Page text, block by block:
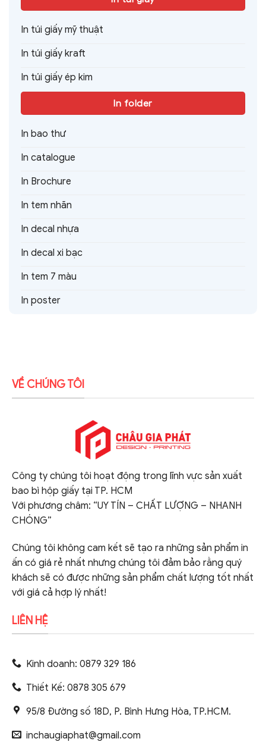
In túi giấy mỹ thuật
In túi giấy kraft
In túi giấy ép kim
In folder
In bao thư
In catalogue
In Brochure
In tem nhãn
In decal nhựa
In decal xi bạc
In tem 7 màu
In poster
VỀ CHÚNG TÔI
Công ty chúng tôi hoạt động trong lĩnh vực sản xuất
bao bì hộp giấy tại TP. HCM
Với phương châm: “UY TÍN – CHẤT LƯỢNG – NHANH
CHÓNG”
Chúng tôi không cam kết sẽ tạo ra những sản phẩm in
ấn có giá rẻ nhất nhưng chúng tôi đảm bảo rằng quý
khách sẽ có được những sản phẩm chất lượng tốt nhất
với giá cả hợp lý nhất!
LIÊN HỆ
Kinh doanh: 0879 329 186
Thiết Kế: 0878 305 679
95/8 Đường số 18D, P. Bình Hưng Hòa, TP.HCM.
inchaugiaphat@gmail.com